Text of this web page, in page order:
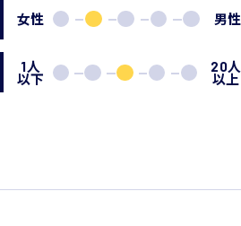
女性 男性
1人
以下
20人
以上